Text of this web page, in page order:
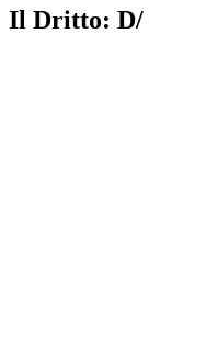
Il Dritto: D/